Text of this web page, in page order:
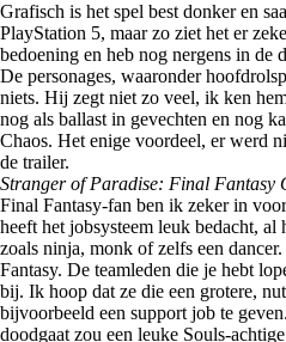
Grafisch is het spel best donker en
PlayStation 5, maar zo ziet het er
bedoening en heb nog nergens in de
De personages, waaronder
niets. Hij zegt niet zo veel, ik ken
nog als ballast in gevechten en nog
Chaos. Het enige voordeel, er werd
de trailer.
Stranger of Paradise: Final Fantasy
Final Fantasy-fan ben ik zeker in
heeft het jobsysteem leuk bedacht,
zoals ninja, monk of zelfs een
Fantasy. De teamleden die je hebt
bij. Ik hoop dat ze die een grotere,
bijvoorbeeld een support job te
doodgaat zou een leuke Souls-